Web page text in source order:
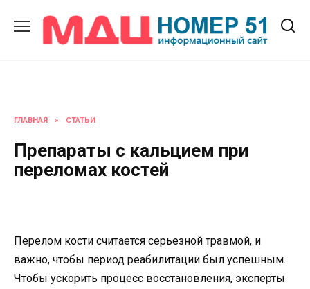
содержанию
ГЛАВНАЯ » СТАТЬИ
Препараты с кальцием при
переломах костей
Перелом кости считается серьезной травмой, и
важно, чтобы период реабилитации был успешным.
Чтобы ускорить процесс восстановления, эксперты